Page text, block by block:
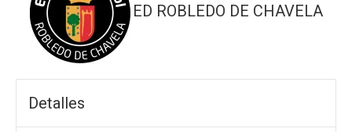
ED ROBLEDO DE CHAVELA
Detalles